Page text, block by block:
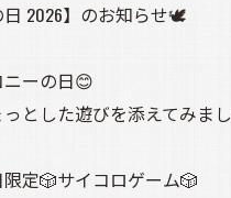
日 2026】のお知らせ🕊️
ーの日😊
とした遊びを添えてみま
定🎲サイコロゲーム🎲